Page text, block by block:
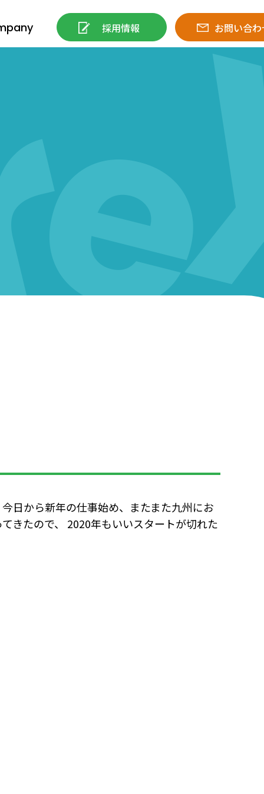
採用情報 お問い合
日から新年の仕事始め、またまた九州にお
きたので、 2020年もいいスタートが切れた